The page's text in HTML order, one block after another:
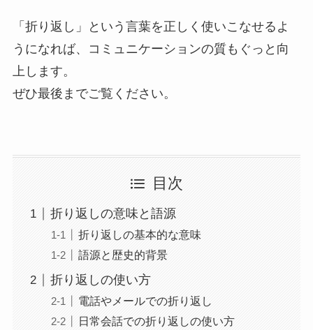
「折り返し」という言葉を正しく使いこなせるよ
うになれば、コミュニケーションの質もぐっと向
上します。
ぜひ最後までご覧ください。
目次
折り返しの意味と語源
折り返しの基本的な意味
語源と歴史的背景
折り返しの使い方
電話やメールでの折り返し
日常会話での折り返しの使い方